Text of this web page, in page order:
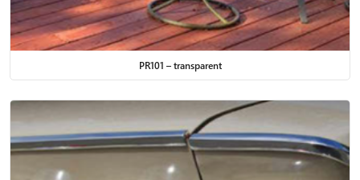
PR101 – transparent